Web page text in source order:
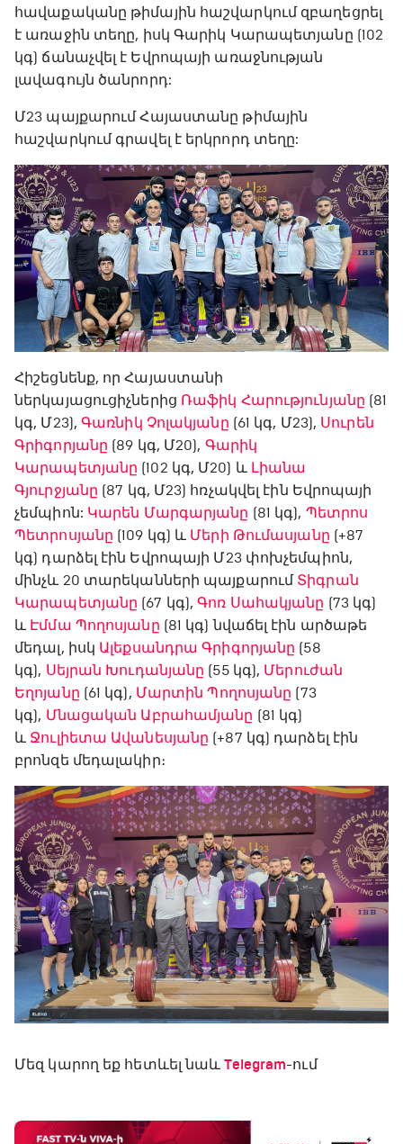
հավաքականը թիմային հաշվարկում զբաղեցրել
է առաջին տեղը, իսկ Գարիկ Կարապետյանը (102
կգ) ճանաչվել է Եվրոպայի առաջնության
լավագույն ծանրորդ:
Մ23 պայքարում Հայաստանը թիմային
հաշվարկում գրավել է երկրորդ տեղը:
Հիշեցնենք, որ Հայաստանի
ներկայացուցիչներից Ռաֆիկ Հարությունյանը (81
կգ, Մ23), Գառնիկ Չոլակյանը (61 կգ, Մ23), Սուրեն
Գրիգորյանը (89 կգ, Մ20), Գարիկ
Կարապետյանը (102 կգ, Մ20) և Լիանա
Գյուրջյանը (87 կգ, Մ23) հռչակվել էին Եվրոպայի
չեմպիոն: Կարեն Մարգարյանը (81 կգ), Պետրոս
Պետրոսյանը (109 կգ) և Մերի Թումասյանը (+87
կգ) դարձել էին Եվրոպայի Մ23 փոխչեմպիոն,
մինչև 20 տարեկանների պայքարում Տիգրան
Կարապետյանը (67 կգ),Գոռ Սահակյանը (73 կգ)
և Էմմա Պողոսյանը (81 կգ) նվաճել էին արծաթե
մեդալ, իսկ Ալեքսանդրա Գրիգորյանը (58
կգ), Սեյրան Խուդանյանը (55 կգ), Մերուժան
Եղոյանը (61 կգ), Մարտին Պողոսյանը (73
կգ), Մնացական Աբրահամյանը (81 կգ)
և Ջուլիետա Ավանեսյանը (+87 կգ) դարձել էին
բրոնզե մեդալակիր։
Մեզ կարող եք հետևել նաև Telegram-ում